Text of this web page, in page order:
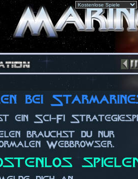
WoD Game UG (haftungsbeschränkt)